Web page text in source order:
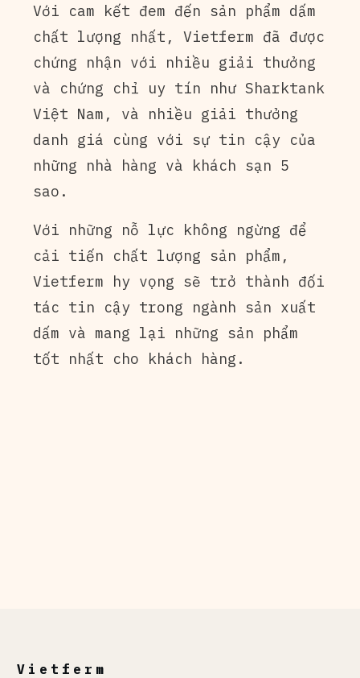
Với cam kết đem đến sản phẩm dấm
chất lượng nhất, Vietferm đã được
chứng nhận với nhiều giải thưởng
và chứng chỉ uy tín như Sharktank
Việt Nam, và nhiều giải thưởng
danh giá cùng với sự tin cậy của
những nhà hàng và khách sạn 5
sao.
Với những nỗ lực không ngừng để
cải tiến chất lượng sản phẩm,
Vietferm hy vọng sẽ trở thành đối
tác tin cậy trong ngành sản xuất
dấm và mang lại những sản phẩm
tốt nhất cho khách hàng.
Vietferm